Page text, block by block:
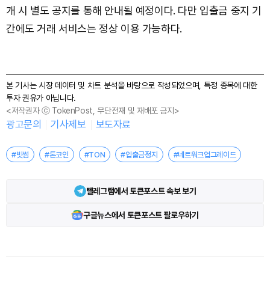
개 시 별도 공지를 통해 안내될 예정이다. 다만 입출금 중지 기
간에도 거래 서비스는 정상 이용 가능하다.
본 기사는 시장 데이터 및 차트 분석을 바탕으로 작성되었으며, 특정 종목에 대한
투자 권유가 아닙니다.
<저작권자 ⓒ TokenPost, 무단전재 및 재배포 금지>
광고문의 기사제보 보도자료
#빗썸 #톤코인 #TON #입출금정지 #네트워크업그레이드
텔레그램에서 토큰포스트 속보 보기
구글뉴스에서 토큰포스트 팔로우하기